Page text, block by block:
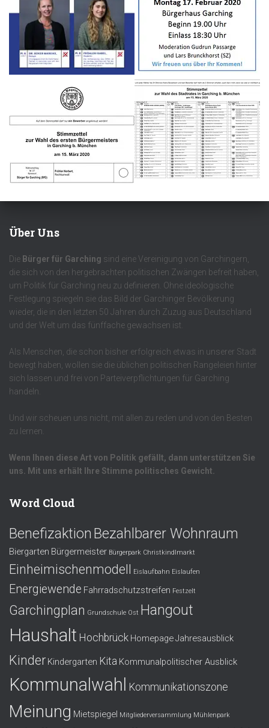
Über Uns
Die Bürger für Garching sind eine Vereinigung von Garchingern,
die sich von den hergebrachten politischen Zwängen befreit haben,
um Politik für Garching neu zu definieren. Ohne ideologische
Festlegung spiegeln sie das Bild der Garchinger Bevölkerung
wieder, die in den letzten 50 Jahren durch Zuzug aus Deutschland
und der Welt um das fünffache gewachsen ist.
Als Menschen, die schon bisher erfolgreich etwas in unserer Stadt
bewegt haben, wollen sie die üblichen politischen Rangeleien hinter
sich lassen und frei von Parteiverpflichtungen für Garching
handeln.
Und wir scheuen uns nicht, mit allen zu reden und von den Besten
zu lernen.
Wenn Ihnen diese Art von Politik gefällt, dann unterstützen Sie
uns. Mit uns erhält Ihre Stimme politisches Gewicht.
Word Cloud
Benefizaktion Bezahlbarer Wohnraum
Biergarten Bürgermeister Bürgerpark Christkindlmarkt
Einheimischenmodell Eislaufbahn Eislaufen
Energiewende Fahrradschutzstreifen Festzelt
Garchingplan Grundschule Ost Hangout
Haushalt Hochbrück HomepageJahresausblick
Kinder Kindergarten Kita Kommunalpolitischer Ausblick
Kommunalwahl Kommunikationszone
Meinung Mietspiegel Mitgliederversammlung Mühlenpark